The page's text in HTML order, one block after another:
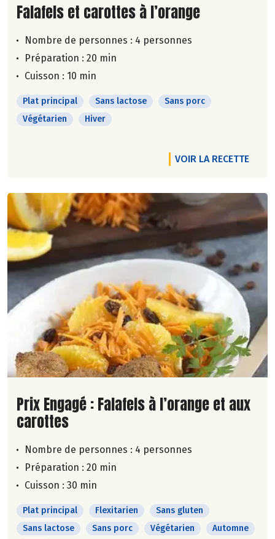
Lire la suite de la recette
Falafels et carottes à l’orange
Nombre de personnes : 4 personnes
Préparation : 20 min
Cuisson : 10 min
Plat principal Sans lactose
Sans porc
Végétarien
Hiver
VOIR LA RECETTE
Lire la suite de la recette
Prix Engagé : Falafels à l’orange et aux
carottes
Nombre de personnes : 4 personnes
Préparation : 20 min
Cuisson : 30 min
Plat principal Flexitarien
Sans gluten
Sans lactose
Sans porc Végétarien
Automne